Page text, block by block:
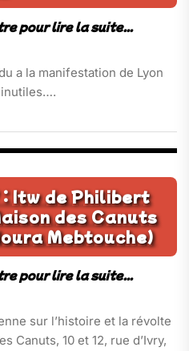
a la manifestation de Lyon
Itw de Philibert
des Canuts
Mebtouche)
sur l’histoire et la révolte
Canuts, 10 et 12, rue d’Ivry,